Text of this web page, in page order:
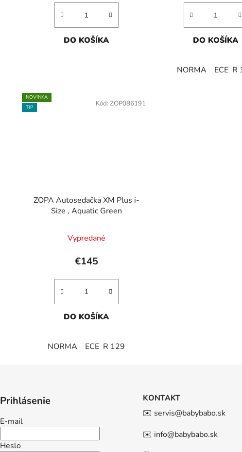
DO KOŠÍKA DO KOŠÍKA
NORMA ECE R
NOVINKA
TIP
ZOPA Autosedačka XM Plus i-
Size , Aquatic Green
Vypredané
€145
DO KOŠÍKA
NORMA ECE R 129
Kód: ZOP086191
Prihlásenie
E-mail
Heslo
KONTAKT
✉️ servis@babybabo.sk
✉️ info@babybabo.sk